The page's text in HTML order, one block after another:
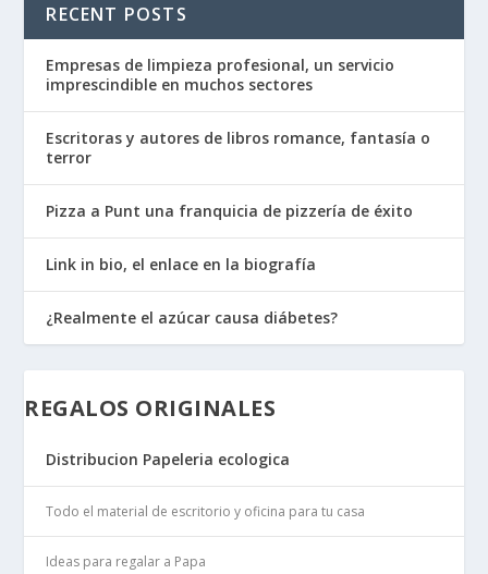
RECENT POSTS
Empresas de limpieza profesional, un servicio
imprescindible en muchos sectores
Escritoras y autores de libros romance, fantasía o
terror
Pizza a Punt una franquicia de pizzería de éxito
Link in bio, el enlace en la biografía
¿Realmente el azúcar causa diábetes?
REGALOS ORIGINALES
Distribucion Papeleria ecologica
Todo el material de escritorio y oficina para tu casa
Ideas para regalar a Papa